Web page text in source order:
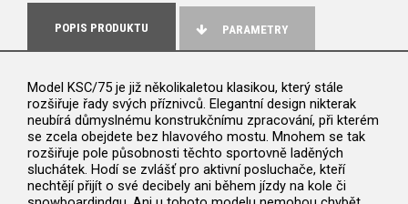
POPIS PRODUKTU PARAMETRY
Model KSC/75 je již několikaletou klasikou, který stále
rozšiřuje řady svých příznivců. Elegantní design nikterak
neubírá důmyslnému konstrukčnímu zpracování, při kterém
se zcela obejdete bez hlavového mostu. Mnohem se tak
rozšiřuje pole působnosti těchto sportovně laděných
sluchátek. Hodí se zvlášť pro aktivní posluchače, kteří
nechtějí přijít o své decibely ani během jízdy na kole či